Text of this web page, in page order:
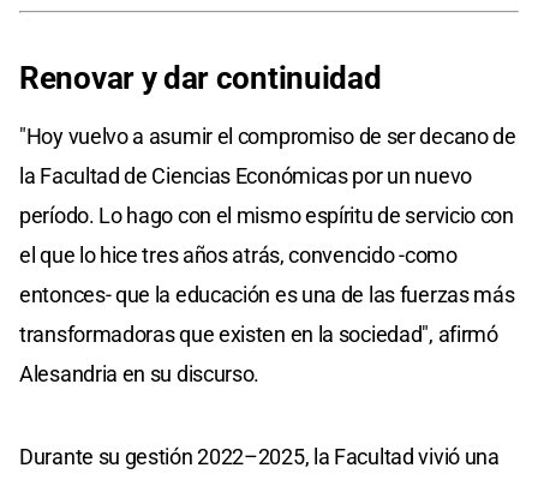
Renovar y dar continuidad
"Hoy vuelvo a asumir el compromiso de ser decano de
la Facultad de Ciencias Económicas por un nuevo
período. Lo hago con el mismo espíritu de servicio con
el que lo hice tres años atrás, convencido -como
entonces- que la educación es una de las fuerzas más
transformadoras que existen en la sociedad", afirmó
Alesandria en su discurso.
Durante su gestión 2022–2025, la Facultad vivió una